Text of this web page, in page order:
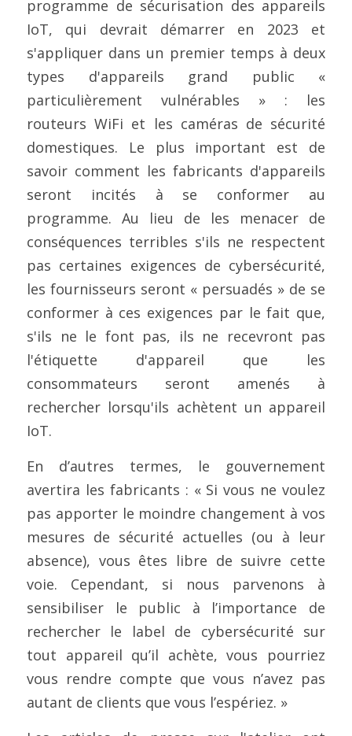
Construire un CAB
Preuve de certification
Configuration complète du framework
Fabrication
Bâtiments et infrastructures
Transport
Soins de santé
Finances et assurances
Énergie et services publics
Éducation
FIPS 140-3
Service cloud de l'UE
ISO 21434 et R155
CRA
MDR
SESIP
IoT de la GSMA
Brochures
Videos
Contact
Actualités
Projets EU et de Recherche
Contactez-nous
programme de sécurisation des appareils
IoT, qui devrait démarrer en 2023 et
s'appliquer dans un premier temps à deux
types d'appareils grand public «
particulièrement vulnérables » : les
routeurs WiFi et les caméras de sécurité
domestiques. Le plus important est de
savoir comment les fabricants d'appareils
seront incités à se conformer au
programme. Au lieu de les menacer de
conséquences terribles s'ils ne respectent
pas certaines exigences de cybersécurité,
les fournisseurs seront « persuadés » de se
conformer à ces exigences par le fait que,
s'ils ne le font pas, ils ne recevront pas
l'étiquette d'appareil que les
consommateurs seront amenés à
rechercher lorsqu'ils achètent un appareil
IoT.
En d’autres termes, le gouvernement
avertira les fabricants : « Si vous ne voulez
pas apporter le moindre changement à vos
mesures de sécurité actuelles (ou à leur
absence), vous êtes libre de suivre cette
voie. Cependant, si nous parvenons à
sensibiliser le public à l’importance de
rechercher le label de cybersécurité sur
tout appareil qu’il achète, vous pourriez
vous rendre compte que vous n’avez pas
autant de clients que vous l’espériez. »